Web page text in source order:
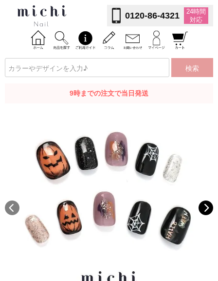
0120-86-4321
24時間
対応
検索
9時までの注文で当日発送